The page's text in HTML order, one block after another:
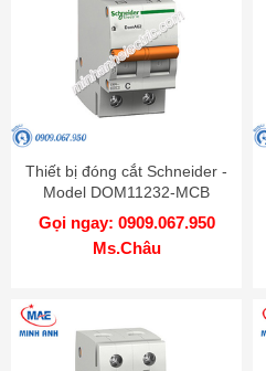
Thiết bị đóng cắt Schneider -
Model DOM11232-MCB
Gọi ngay: 0909.067.950
Ms.Châu